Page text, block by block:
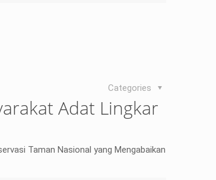
Categories
Adat Lingkar
Taman Nasional yang Mengabaikan